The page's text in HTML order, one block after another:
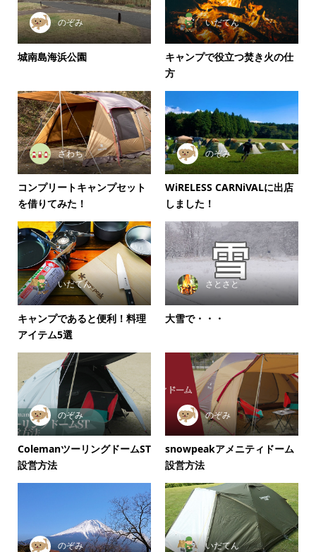
のぞみ
城南島海浜公園
いだてん
キャンプで役立つ焚き火の仕
方
ざわち
コンプリートキャンプセット
を借りてみた！
のぞみ
WiRELESS CARNiVALに出店
しました！
いだてん
キャンプであると便利！料理
アイテム5選
さとさと
大雪で・・・
のぞみ
ColemanツーリングドームST
設営方法
のぞみ
snowpeakアメニティドーム
設営方法
のぞみ いだてん